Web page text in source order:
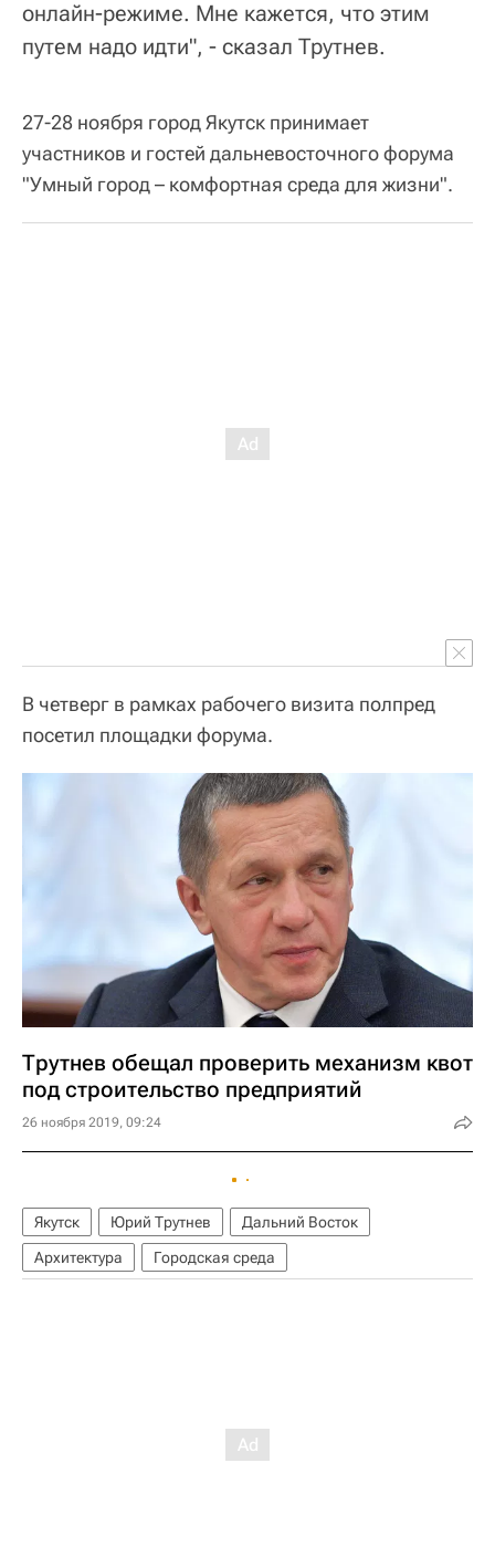
онлайн-режиме. Мне кажется, что этим
путем надо идти", - сказал Трутнев.
27-28 ноября город Якутск принимает
участников и гостей дальневосточного форума
"Умный город – комфортная среда для жизни".
В четверг в рамках рабочего визита полпред
посетил площадки форума.
Трутнев обещал проверить механизм квот
под строительство предприятий
26 ноября 2019, 09:24
Якутск Юрий Трутнев
Дальний Восток
Архитектура
Городская среда